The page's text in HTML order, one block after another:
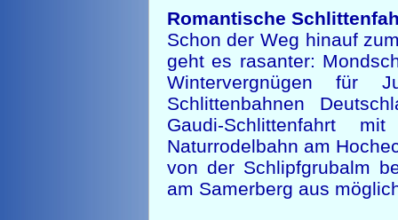
Romantische
Schon der Weg hinauf
geht es rasanter:
Wintervergnügen
Schlittenbahnen
Gaudi-Schlittenfahrt
Naturrodelbahn am
von der Schlipfgrubalm
am Samerberg aus